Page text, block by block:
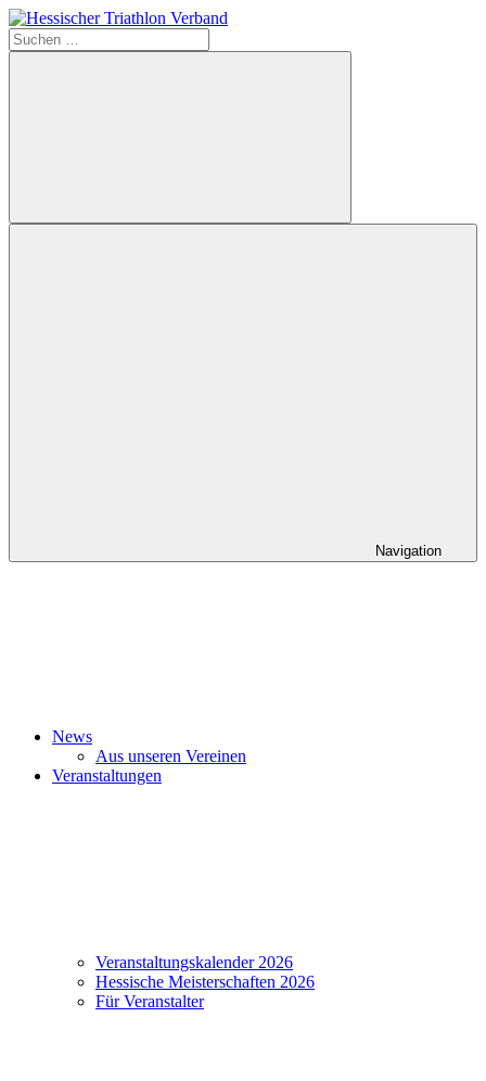
Zum
Inhalt
springen
Hessischer
Suchen
nach:
Suchen
Navigation
News
Aus unseren Vereinen
Veranstaltungen
Veranstaltungskalender 2026
Hessische Meisterschaften 2026
Für Veranstalter